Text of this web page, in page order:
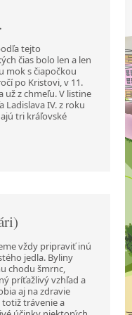
tejto
čias bolo len a len
mok s čiapočkou
po Kristovi, v 11.
už z chmeľu. V listine
Ladislava IV. z roku
tri kráľovské
vždy pripraviť inú
jedla. Byliny
chodu šmrnc,
príťažlivý vzhľad a
aj na zdravie
trávenie a